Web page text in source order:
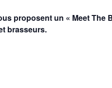
proposent un « Meet The
brasseurs.